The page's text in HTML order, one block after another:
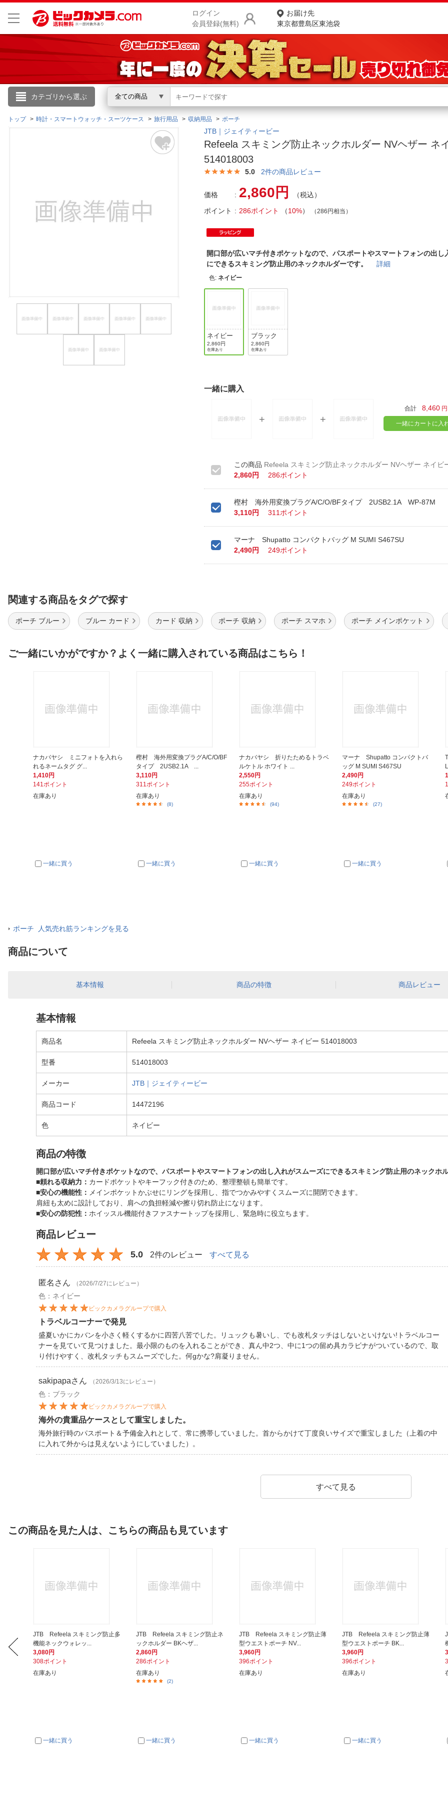
ログイン
会員登録(無料)
お届け先
東京都豊島区東池袋
カテゴリから選ぶ 全ての商品
こんにちは
ログイン
閲覧履歴
商品をさがす
ランキングからさがす
カテゴリ一覧からさがす
お客様サポート
ご利用ガイド
ご利用規約
トップ 時計・スマートウォッチ・スーツケース 旅行用品 収納用品 ポーチ
JTB｜ジェイティービー
Refeela スキミング防止ネックホルダー NVヘザー ネ
514018003
5.0 2件の商品レビュー
価格 2,860円
（税込）
ポイント
286ポイント （10%） （286円相当）
開口部が広いマチ付きポケットなので、パスポートやスマートフォンの出し
にできるスキミング防止用のネックホルダーです。
詳細
色:ネイビー
ネイビー
2,860円
在庫あり
ブラック
2,860円
在庫あり
一緒に購入
合計 8,460 円
一緒にカートに入
Refeela スキミング防止ネックホルダー NVヘザー ネイビ
2,860円
286ポイント
樫村 海外用変換プラグA/C/O/BFタイプ 2USB2.1A WP-87M
3,110円
311ポイント
マーナ Shupatto コンパクトバッグ M SUMI S467SU
2,490円
249ポイント
関連する商品をタグで探す
ポーチ ブルー ブルー カード カード 収納 ポーチ 収納 ポーチ スマホ ポーチ メインポケット
ご一緒にいかがですか？よく一緒に購入されている商品はこちら！
ナカバヤシ ミニフォトを入れら
れるネームタグ グ...
1,410円
141ポイント
在庫あり
一緒に買う
樫村 海外用変換プラグA/C/O/BF
タイプ 2USB2.1A ...
3,110円
311ポイント
在庫あり
(8)
一緒に買う
ナカバヤシ 折りたためるトラベ
ルケトル ホワイト ...
2,550円
255ポイント
在庫あり
(94)
一緒に買う
マーナ Shupatto コンパクトバ
ッグ M SUMI S467SU
2,490円
249ポイント
在庫あり
(27)
一緒に買う
ポーチ 人気売れ筋ランキングを見る
商品について
基本情報 商品の特徴 商品レビュー
基本情報
商品名 Refeela スキミング防止ネックホルダー NVヘザー ネイビー 514018003
型番 514018003
メーカー JTB｜ジェイティービー
商品コード 14472196
色 ネイビー
商品の特徴
開口部が広いマチ付きポケットなので、パスポートやスマートフォンの出し入れがスムーズにできるスキミング防止用のネックホル
■頼れる収納力： カードポケットやキーフック付きのため、整理整頓も簡単です。
■安心の機能性： メインポケットかぶせにリングを採用し、指でつかみやすくスムーズに開閉できます。
肩紐も太めに設計しており、肩への負担軽減や擦り切れ防止になります。
■安心の防犯性： ホイッスル機能付きファスナートップを採用し、緊急時に役立ちます。
商品レビュー
5.0 2件のレビュー すべて見る
匿名 さん （2026/7/27にレビュー）
色：ネイビー
ビックカメラグループで購入
トラベルコーナーで発見
盛夏いかにカバンを小さく軽くするかに四苦八苦でした。リュックも暑いし、でも改札タッチはしないといけない!トラベルコー
ナーを見ていて見つけました。最小限のものを入れることができ、真ん中2つ、中に1つの留め具カラビナがついているので、取
り付けやすく、改札タッチもスムーズでした。何gかな?肩凝りません。
sakipapaさん （2026/3/13にレビュー）
色：ブラック
ビックカメラグループで購入
海外の貴重品ケースとして重宝しました。
海外旅行時のパスポート＆予備金入れとして、常に携帯していました。首からかけて丁度良いサイズで重宝しました（上着の中
に入れて外からは見えないようにしていました）。
すべて見る
この商品を見た人は、こちらの商品も見ています
JTB Refeela スキミング防止多
機能ネックウォレッ...
3,080円
308ポイント
在庫あり
一緒に買う
JTB Refeela スキミング防止ネ
ックホルダー BKヘザ...
2,860円
286ポイント
在庫あり
(2)
一緒に買う
JTB Refeela スキミング防止薄
型ウエストポーチ NV...
3,960円
396ポイント
在庫あり
一緒に買う
JTB Refeela スキミング防止薄
型ウエストポーチ BK...
3,960円
396ポイント
在庫あり
一緒に買う